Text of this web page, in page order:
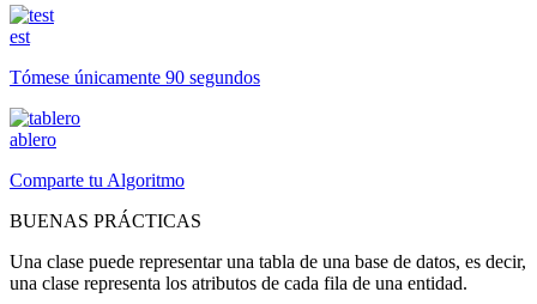
est
Tómese únicamente 90 segundos
ablero
Comparte tu Algoritmo
BUENAS PRÁCTICAS
Una clase puede representar una tabla de una base de datos, es decir,
una clase representa los atributos de cada fila de una entidad.